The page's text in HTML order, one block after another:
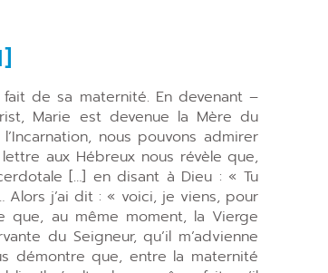
de sa maternité. En devenant –
Marie est devenue la Mère du
nous pouvons admirer
aux Hébreux nous révèle que,
[…] en disant à Dieu : « Tu
Alors j’ai dit : « voici, je viens, pour
que, au même moment, la Vierge
du Seigneur, qu’il m’advienne
démontre que, entre la maternité